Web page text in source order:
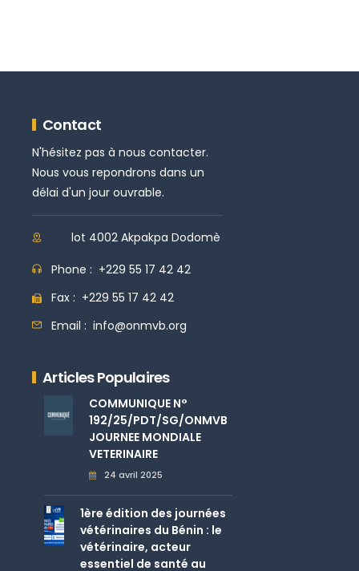
Contact
N'hésitez pas à nous contacter.
Nous vous repondrons dans un
délai d'un jour ouvrable.
lot 4002 Akpakpa Dodomè
Phone : +229 55 17 42 42
Fax : +229 55 17 42 42
Email : info@onmvb.org
Articles Populaires
COMMUNIQUE N°
192/25/PDT/SG/ONMVB
JOURNEE MONDIALE
VETERINAIRE
24 avril 2025
1ère édition des journées
vétérinaires du Bénin : le
vétérinaire, acteur
essentiel de santé au